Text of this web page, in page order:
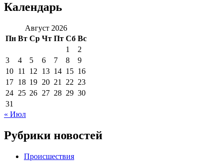
Календарь
Август 2026
Пн Вт Ср Чт Пт Сб Вс
1
2
3
4 5 6 7 8
9
10 11 12 13 14 15 16
17 18 19 20 21 22 23
24 25 26 27 28 29 30
31
« Июл
Рубрики новостей
Происшествия